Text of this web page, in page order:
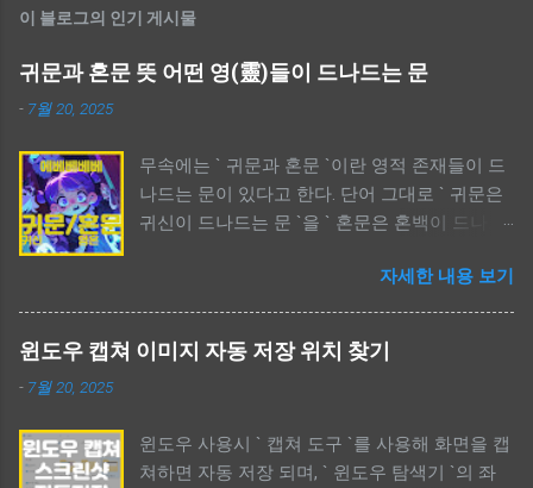
이 블로그의 인기 게시물
귀문과 혼문 뜻 어떤 영(靈)들이 드나드는 문
- 7월 20, 2025
무속에는 ` 귀문과 혼문 `이란 영적 존재들이 드
나드는 문이 있다고 한다. 단어 그대로 ` 귀문은
귀신이 드나드는 문 `을 ` 혼문은 혼백이 드나드
가 강하고, 사람들이 신경쓰는 부분이며, 혼문은
중간적인 의미가 강하다. 특히, 애니메이션 ` 케
이팝 데몬 헌터스 `에서 귀문과 혼문이란 단어가
언급되어 궁금증을 자아낸다. 애니메이션에서
문과 영어를 함께 비교해 보면 된다. 귀문과 혼
문 뜻 어떤 영(靈)들이 드나드는 문 The Meaning
자세한 내용 보기
윈도우 캡쳐 이미지 자동 저장 위치 찾기
- 7월 20, 2025
윈도우 사용시 ` 캡쳐 도구 `를 사용해 화면을 캡
쳐하면 자동 저장 되며, ` 윈도우 탐색기 `의 좌